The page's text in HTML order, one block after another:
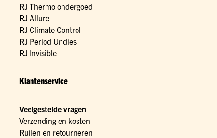
RJ Thermo ondergoed
RJ Allure
RJ Climate Control
RJ Period Undies
RJ Invisible
Klantenservice
Veelgestelde vragen
Verzending en kosten
Ruilen en retourneren